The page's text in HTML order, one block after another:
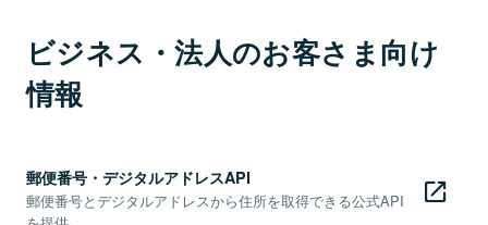
ビジネス・法人のお客さま向け
情報
郵便番号・デジタルアドレスAPI
郵便番号とデジタルアドレスから住所を取得できる公式API